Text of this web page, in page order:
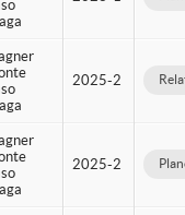
2025-2
2025-2